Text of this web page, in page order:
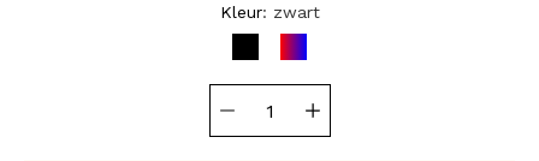
Kleur
zwart
Selecteer
variant
selector